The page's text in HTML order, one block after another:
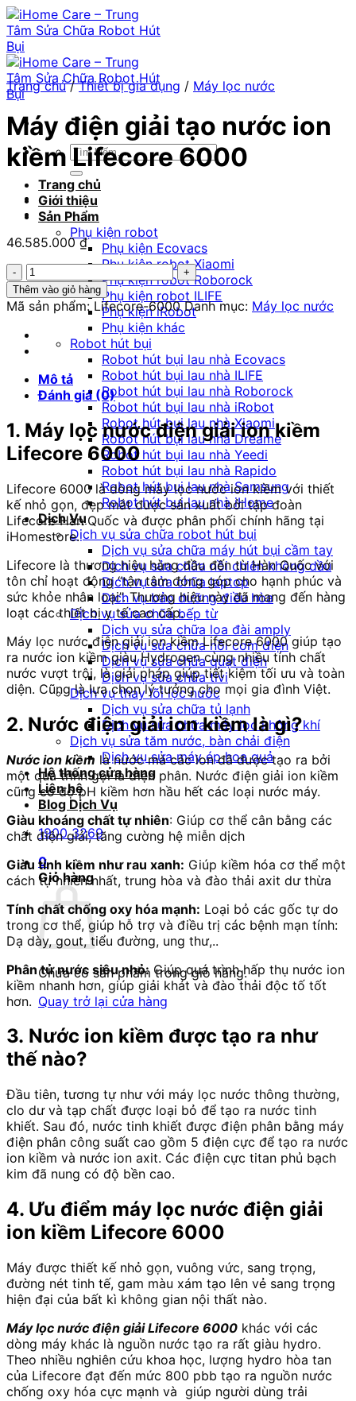
Chuyển
đến
nội
dung
Tìm
kiếm:
Trang chủ
Giới thiệu
Sản Phẩm
Phụ kiện robot
Phụ kiện Ecovacs
Phụ kiện robot Xiaomi
Phụ kiện robot Roborock
Phụ kiện robot ILIFE
Phụ kiện iRobot
Phụ kiện khác
Robot hút bụi
Robot hút bụi lau nhà Ecovacs
Robot hút bụi lau nhà ILIFE
Robot hút bụi lau nhà Roborock
Robot hút bụi lau nhà iRobot
Robot hút bụi lau nhà Xiaomi
Robot hút bụi lau nhà Dreame
Robot hút bụi lau nhà Yeedi
Robot hút bụi lau nhà Rapido
Robot hút bụi lau nhà Samsung
Robot hút bụi lau nhà iHome
Dịch Vụ
Dịch vụ sửa chữa robot hút bụi
Dịch vụ sửa chữa máy hút bụi cầm tay
Dịch vụ sửa chữa nồi chiên không dầu
Dịch vụ sửa chữa laptop
Dịch vụ bảo dưỡng điều hòa
Dịch vụ sửa chữa bếp từ
Dịch vụ sửa chữa loa đài amply
Dịch vụ sửa chữa nồi cơm điện
Dịch vụ sửa chữa quạt điện
Dịch vụ sửa chữa tivi
Dịch vụ thay lõi lọc nước
Dịch vụ sửa chữa tủ lạnh
Dịch vụ sửa chữa máy lọc không khí
Dịch vụ sửa tăm nước, bàn chải điện
Dịch vụ sửa máy ép hoa quả
Hệ thống cửa hàng
Liên hệ
Blog Dịch Vụ
1900 3269
0
Giỏ hàng
Chưa có sản phẩm trong giỏ hàng.
Quay trở lại cửa hàng
Trang chủ / Thiết bị gia dụng / Máy lọc nước
Máy điện giải tạo nước ion
kiềm Lifecore 6000
46.585.000₫
Máy
điện
giải
nước
ion
Lifecore
6000
lượng
Thêm vào giỏ hàng
Mã sản phẩm: Lifecore-6000 Danh mục: Máy lọc nước
Mô tả
Đánh giá (0)
1. Máy lọc nước điện giải ion kiềm
Lifecore 6000
Lifecore 6000 là dòng máy lọc nước ion kiềm với thiết
kế nhỏ gọn, đẹp mắt được sản xuất bởi tập đoàn
Lifecore Hàn Quốc và được phân phối chính hãng tại
iHomestore.
Lifecore là thương hiệu hàng đầu đến từ Hàn Quốc với
tôn chỉ hoạt động “tận tâm đóng góp cho hạnh phúc và
sức khỏe nhân loại”. Thương hiệu này đã mang đến hàng
loạt các thiết bị y tế cao cấp.
Máy lọc nước điện giải ion kiềm Lifecore 6000 giúp tạo
ra nước ion kiềm giàu Hydrogen cùng nhiều tính chất
nước vượt trội, là giải pháp giúp tiết kiệm tối ưu và toàn
diện. Cũng là lựa chọn lý tưởng cho mọi gia đình Việt.
2. Nước điện giải ion kiềm là gì?
Nước ion kiềm là nước mà các ion đã được tạo ra bởi
một quá trình gọi là điện phân. Nước điện giải ion kiềm
cũng có độ pH kiềm hơn hầu hết các loại nước máy.
Giàu khoáng chất tự nhiên: Giúp cơ thể cân bằng các
chất điện giải, tăng cường hệ miễn dịch
Giàu tính kiềm như rau xanh: Giúp kiềm hóa cơ thể một
cách tự nhiên nhất, trung hòa và đào thải axit dư thừa
Tính chất chống oxy hóa mạnh: Loại bỏ các gốc tự do
trong cơ thể, giúp hỗ trợ và điều trị các bệnh mạn tính:
Dạ dày, gout, tiểu đường, ung thư,..
Phân tử nước siêu nhỏ:Giúp quá trình hấp thụ nước ion
kiềm nhanh hơn, giúp giải khát và đào thải độc tố tốt
hơn.
3. Nước ion kiềm được tạo ra như
thế nào?
Đầu tiên, tương tự như với máy lọc nước thông thường,
clo dư và tạp chất được loại bỏ để tạo ra nước tinh
khiết. Sau đó, nước tinh khiết được điện phân bằng máy
điện phân công suất cao gồm 5 điện cực để tạo ra nước
ion kiềm và nước ion axit. Các điện cực titan phủ bạch
kim đã nung có độ bền cao.
4. Ưu điểm máy lọc nước điện giải
ion kiềm Lifecore 6000
Máy được thiết kế nhỏ gọn, vuông vức, sang trọng,
đường nét tinh tế, gam màu xám tạo lên vẻ sang trọng
hiện đại của bất kì không gian nội thất nào.
Máy lọc nước điện giải Lifecore 6000 khác với các
dòng máy khác là nguồn nước tạo ra rất giàu hydro.
Theo nhiều nghiên cứu khoa học, lượng hydro hòa tan
của Lifecore đạt đến mức 800 pbb tạo ra nguồn nước
chống oxy hóa cực mạnh và giúp người dùng trải